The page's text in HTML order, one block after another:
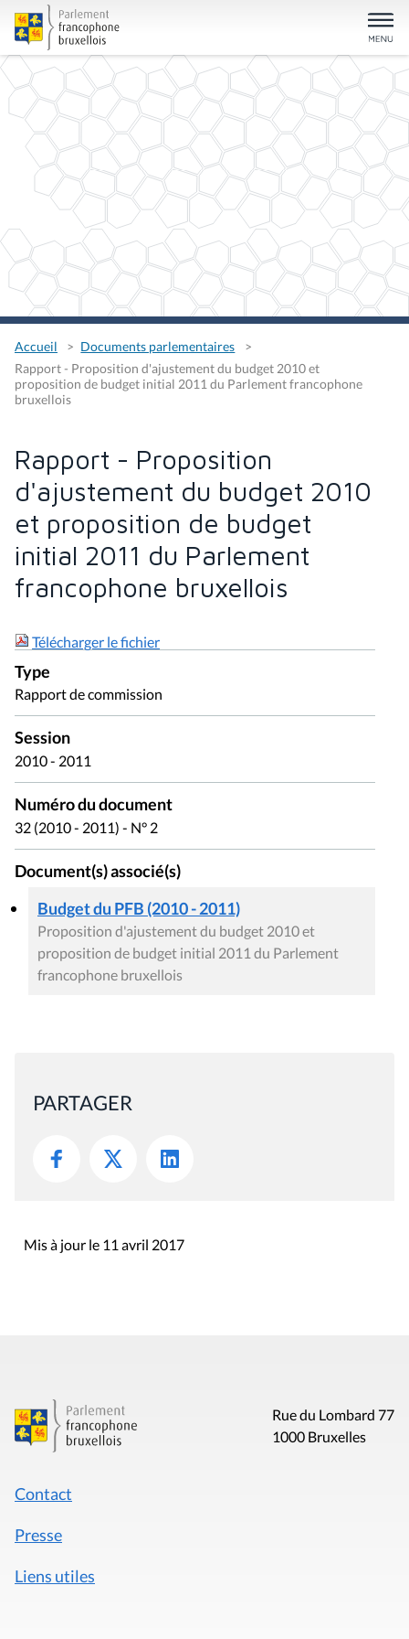
Accueil
Documents parlementaires
Rapport - Proposition d'ajustement du budget 2010 et
proposition de budget initial 2011 du Parlement francophone
bruxellois
Rapport - Proposition
d'ajustement du budget 2010
et proposition de budget
initial 2011 du Parlement
francophone bruxellois
Télécharger le fichier
Type
Rapport de commission
Session
2010 - 2011
Numéro du document
32 (2010 - 2011) - N° 2
Document(s) associé(s)
Budget du PFB (2010 - 2011)
Proposition d'ajustement du budget 2010 et
proposition de budget initial 2011 du Parlement
francophone bruxellois
PARTAGER
Mis à jour le 11 avril 2017
Rue du Lombard 77
1000 Bruxelles
Contact
Presse
Liens utiles